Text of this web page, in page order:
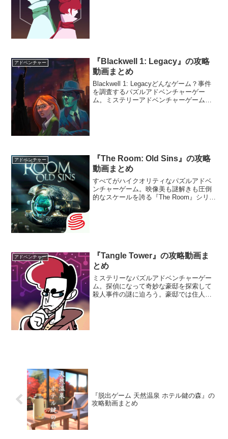
アドベンチャー
『Blackwell 1: Legacy』の攻略
動画まとめ
Blackwell 1: Legacyどんなゲーム？事件
を調査するパズルアドベンチャーゲー
ム。ミステリーアドベンチャーゲーム
アドベンチャー
『The Room: Old Sins』の攻略
動画まとめ
すべてがハイクオリティなパズルアドベ
ンチャーゲーム。映像美も謎解きも圧倒
的なスケールを誇る『The Room』シリー
アドベンチャー
『Tangle Tower』の攻略動画ま
とめ
ミステリーなパズルアドベンチャーゲー
ム。探偵になって奇妙な豪邸を探索して
殺人事件の謎に迫ろう。豪邸では住人の
『脱出ゲーム 天然温泉 ホテル鍵の森』の
攻略動画まとめ